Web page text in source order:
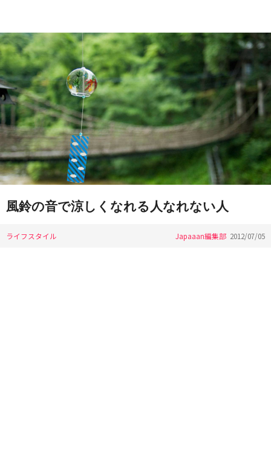
風鈴の音で涼しくなれる人なれない人
ライフスタイル Japaaan編集部 2012/07/05